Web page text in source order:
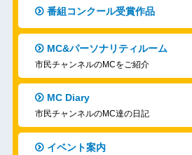
番組コンクール受賞作品
MC&パーソナリティルーム
市民チャンネルのMCをご紹介
MC Diary
市民チャンネルのMC達の日記
イベント案内